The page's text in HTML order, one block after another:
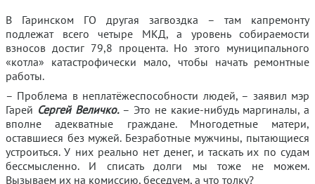
В Гаринском ГО другая загвоздка – там капремонту
подлежат всего четыре МКД, а уровень собираемости
взносов достиг 79,8 процента. Но этого муниципального
«котла» катастрофически мало, чтобы начать ремонтные
работы.
– Проблема в неплатёжеспособности людей, – заявил мэр
Гарей Сергей Величко.– Это не какие-нибудь маргиналы, а
вполне адекватные граждане. Многодетные матери,
оставшиеся без мужей. Безработные мужчины, пытающиеся
устроиться. У них реально нет денег, и таскать их по судам
бессмысленно. И списать долги мы тоже не можем.
Вызываем их на комиссию, беседуем, а что толку?